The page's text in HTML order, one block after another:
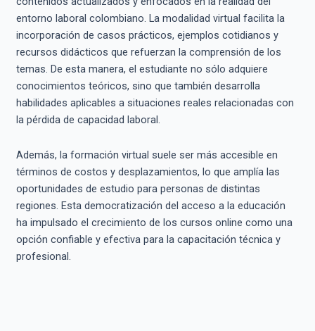
entorno laboral colombiano. La modalidad virtual facilita la
incorporación de casos prácticos, ejemplos cotidianos y
recursos didácticos que refuerzan la comprensión de los
temas. De esta manera, el estudiante no sólo adquiere
conocimientos teóricos, sino que también desarrolla
habilidades aplicables a situaciones reales relacionadas con
la pérdida de capacidad laboral.
Además, la formación virtual suele ser más accesible en
términos de costos y desplazamientos, lo que amplía las
oportunidades de estudio para personas de distintas
regiones. Esta democratización del acceso a la educación
ha impulsado el crecimiento de los cursos online como una
opción confiable y efectiva para la capacitación técnica y
profesional.